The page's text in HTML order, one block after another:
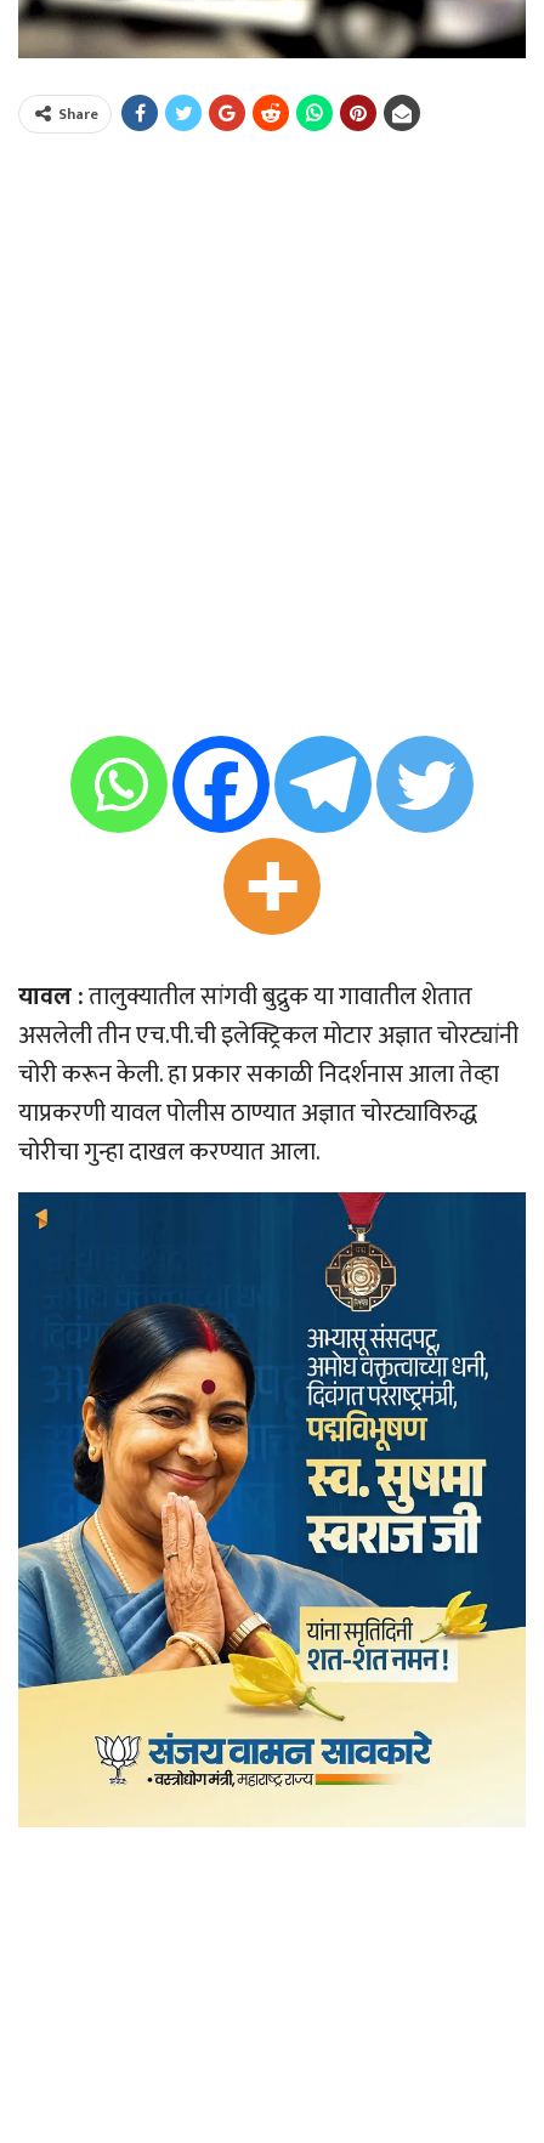
Share
यावल :तालुक्यातील सांगवी बुद्रुक या गावातील शेतात
असलेली तीन एच.पी.ची इलेक्ट्रिकल मोटार अज्ञात चोरट्यांनी
चोरी करून केली. हा प्रकार सकाळी निदर्शनास आला तेव्हा
याप्रकरणी यावल पोलीस ठाण्यात अज्ञात चोरट्याविरुद्ध
चोरीचा गुन्हा दाखल करण्यात आला.